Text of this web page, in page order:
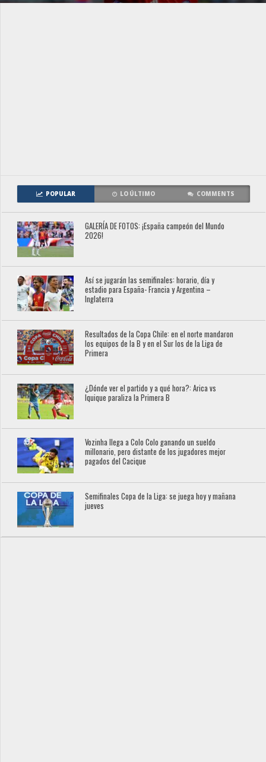
POPULAR LO ÚLTIMO COMMENTS
GALERÍA DE FOTOS: ¡España campeón del Mundo
2026!
Así se jugarán las semifinales: horario, día y
estadio para España- Francia y Argentina –
Inglaterra
Resultados de la Copa Chile: en el norte mandaron
los equipos de la B y en el Sur los de la Liga de
Primera
¿Dónde ver el partido y a qué hora?: Arica vs
Iquique paraliza la Primera B
Vozinha llega a Colo Colo ganando un sueldo
millonario, pero distante de los jugadores mejor
pagados del Cacique
Semifinales Copa de la Liga: se juega hoy y mañana
jueves